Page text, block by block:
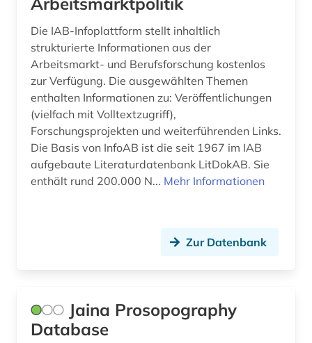
arbeit (11)
arbeiterin (1)
arbeiterklasse (1)
arbeitnehmervertretung (1)
arbeitplatz (1)
arbeitsbedingungen (1)
arbeitsgestaltung (1)
Frankreich (9)
GUS (4)
Griechenland (Altertum) (1)
Großbritannien (28)
Hamburg (1)
Irland (1)
Israel (1)
Jugoslawien (5)
Kanada (5)
Kroatien (5)
Die IAB-Infoplattform stellt inhaltlich
strukturierte Informationen aus der
Arbeitsmarkt- und Berufsforschung kostenlos
zur Verfügung. Die ausgewählten Themen
enthalten Informationen zu: Veröffentlichungen
(vielfach mit Volltextzugriff),
Forschungsprojekten und weiterführenden Links.
Die Basis von InfoAB ist die seit 1967 im IAB
aufgebaute Literaturdatenbank LitDokAB. Sie
enthält rund 200.000 N... Mehr Informationen
Zur Datenbank
Jaina Prosopography
Database